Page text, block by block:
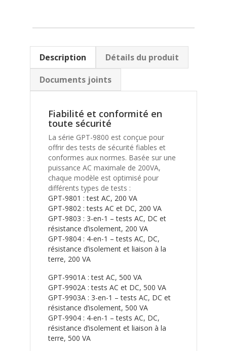
Description
Détails du produit
Documents joints
Fiabilité et conformité en
toute sécurité
La série GPT-9800 est conçue pour
offrir des tests de sécurité fiables et
conformes aux normes. Basée sur une
puissance AC maximale de 200VA,
chaque modèle est optimisé pour
différents types de tests :
GPT-9801 : test AC, 200 VA
GPT-9802 : tests AC et DC, 200 VA
GPT-9803 : 3-en-1 – tests AC, DC et
résistance d’isolement, 200 VA
GPT-9804 : 4-en-1 – tests AC, DC,
résistance d’isolement et liaison à la
terre, 200 VA
GPT-9901A : test AC, 500 VA
GPT-9902A : tests AC et DC, 500 VA
GPT-9903A : 3-en-1 – tests AC, DC et
résistance d’isolement, 500 VA
GPT-9904 : 4-en-1 – tests AC, DC,
résistance d’isolement et liaison à la
terre, 500 VA